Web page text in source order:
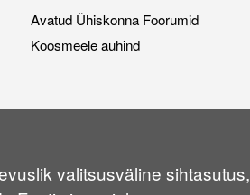
Avatud Ühiskonna Foorumid
Koosmeele auhind
valitsusväline sihtasutus,